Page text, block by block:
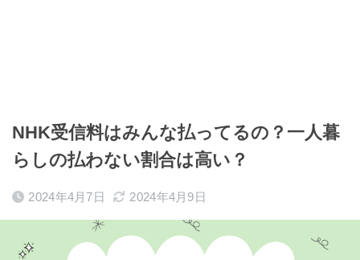
NHK受信料はみんな払ってるの？一人暮
らしの払わない割合は高い？
2024年4月7日 2024年4月9日